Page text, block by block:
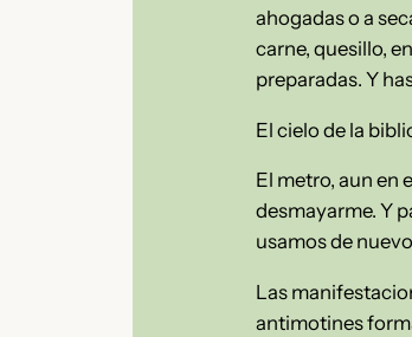
ahogadas o a
carne, quesillo,
preparadas. Y
El cielo de la
El metro, aun en
desmayarme. Y
usamos de
Las
antimotines